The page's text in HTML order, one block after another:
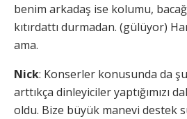
benim arkadaş ise kolumu,
kıtırdattı durmadan. (gülüyor)
ama.
Nick: Konserler konusunda da
arttıkça dinleyiciler yaptığımızı
oldu. Bize büyük manevi destek